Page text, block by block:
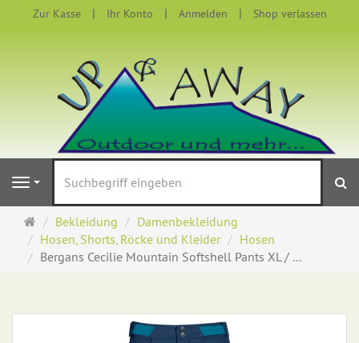
Zur Kasse Ihr Konto Anmelden Shop verlassen
Navigation
Startseite
Bekleidung
Damenbekleidung
Hosen, Shorts, Röcke und Kleider
Hosen
Bergans Cecilie Mountain Softshell Pants XL / ...